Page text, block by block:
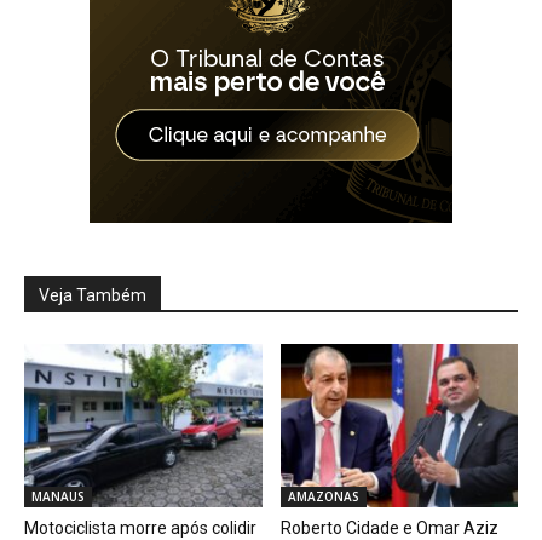
Veja Também
MANAUS
Motociclista morre após colidir
AMAZONAS
Roberto Cidade e Omar Aziz